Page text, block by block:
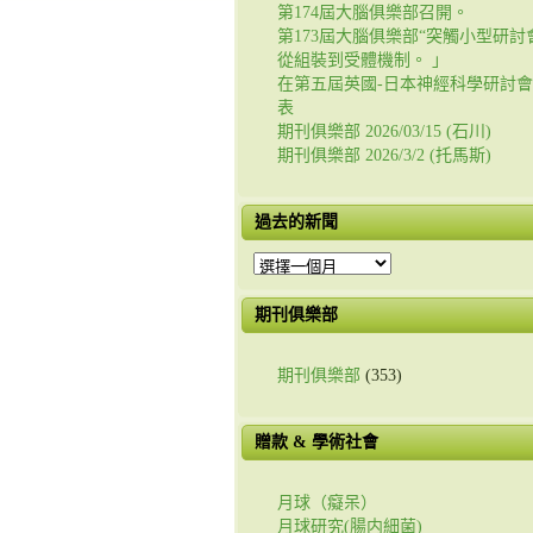
第174屆大腦俱樂部召開。
第173屆大腦俱樂部“突觸小型研討
從組裝到受體機制。 」
在第五屆英國-日本神經科學研討
表
期刊俱樂部 2026/03/15 (石川)
期刊俱樂部 2026/3/2 (托馬斯)
過去的新聞
過
的
新
期刊俱樂部
期刊俱樂部 (353)
贈款 & 學術社會
月球（癡呆）
月球研究(腸内細菌)